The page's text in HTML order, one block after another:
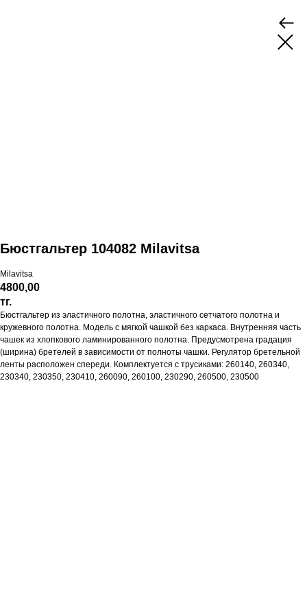
Бюстгальтер 104082 Milavitsa
Milavitsa
4800,00
тг.
Бюстгальтер из эластичного полотна, эластичного сетчатого полотна и
кружевного полотна. Модель с мягкой чашкой без каркаса. Внутренняя часть
чашек из хлопкового ламинированного полотна. Предусмотрена градация
(ширина) бретелей в зависимости от полноты чашки. Регулятор бретельной
ленты расположен спереди. Комплектуется с трусиками: 260140, 260340,
230340, 230350, 230410, 260090, 260100, 230290, 260500, 230500